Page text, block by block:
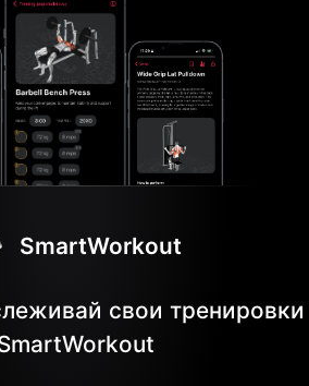
SmartWorkout
свои тренировки